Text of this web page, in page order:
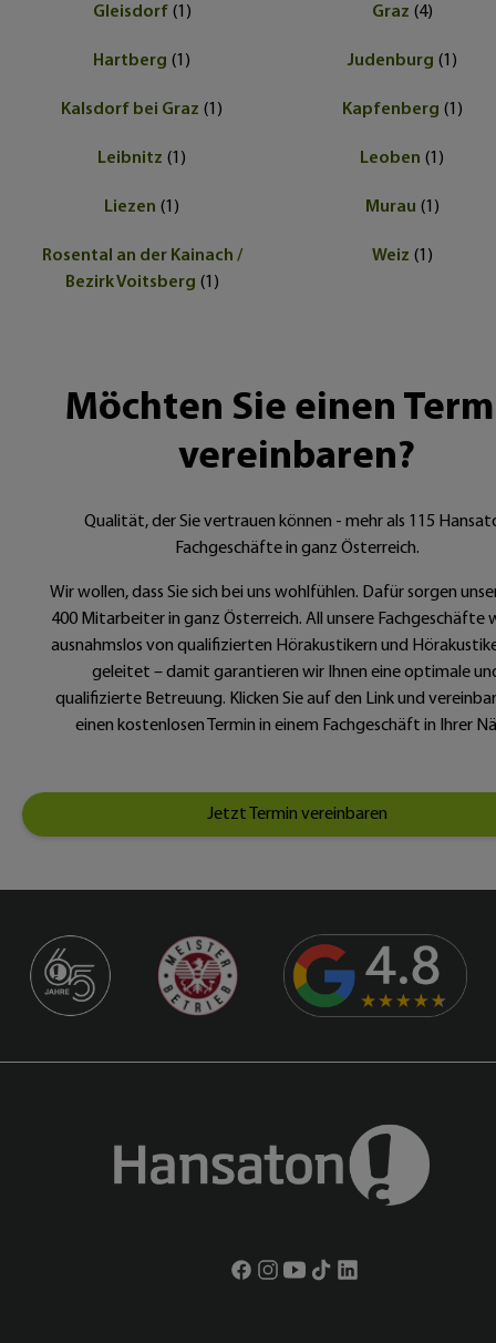
Gleisdorf (1 ) Graz (4)
Hartberg (1 ) Judenburg (1 )
Kalsdorf bei Graz (1 ) Kapfenberg (1 )
Leibnitz (1 ) Leoben (1 )
Liezen (1 ) Murau (1 )
Rosental an der Kainach /
Bezirk Voitsberg (1 )
Weiz (1 )
Möchten Sie einen
vereinbaren?
Qualität, der Sie vertrauen können - mehr als 115
Fachgeschäfte in ganz Österreich.
Wir wollen, dass Sie sich bei uns wohlfühlen. Dafür sorgen
400 Mitarbeiter in ganz Österreich. All unsere Fachgeschäfte
ausnahmslos von qualifizierten Hörakustikern und
geleitet – damit garantieren wir Ihnen eine optimale
qualifizierte Betreuung. Klicken Sie auf den Link und
einen kostenlosen Termin in einem Fachgeschäft in Ihrer
Jetzt Termin vereinbaren